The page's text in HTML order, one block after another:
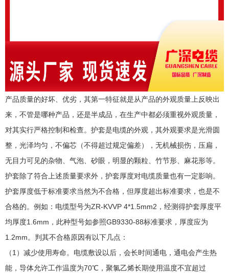
产品质量的好坏、优劣，其第一特征就是从产品的外观质量上反映出
来，不管是哪种产品，还是半成品，在生产中都必须重视外观质量，
对其实行严格控制和检查。护套是电缆的外观，其外观要求是光滑圆
整，光泽均匀，不偏芯（不得超过规定偏差），无机械损伤，压扁，
无目力可见的杂物、气泡、砂眼，明显的颗粒、竹节形、麻花形等。
护套除了符合上述质量要求外，护套厚度对电缆质量也有一定影响。
护套厚度低于标准要求当然为不合格，但厚度超出标准要求，也是不
合格的。例如：电缆型号为ZR-KVVP 4*1.5mm2，经测得护套厚度平
均厚度1.6mm，此种型号如参照GB9330-88标准要求，厚度应为
1.2mm。判其不合格原因有以下几点：
（1）减少使用寿命。电缆敷设以后，会长时间通电，通电会产生热
能，导体允许工作温度为70℃，聚氯乙烯长期使用温度不宜超过